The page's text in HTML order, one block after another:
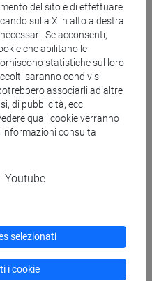
- Laurea
dell'ambiente
del sito e di effettuare
sulla X in alto a destra
Se acconsenti,
che abilitano le
statistiche sul loro
saranno condivisi
associarli ad altre
di pubblicità, ecc.
quali cookie verranno
consulta
Youtube
selezionati
i cookie